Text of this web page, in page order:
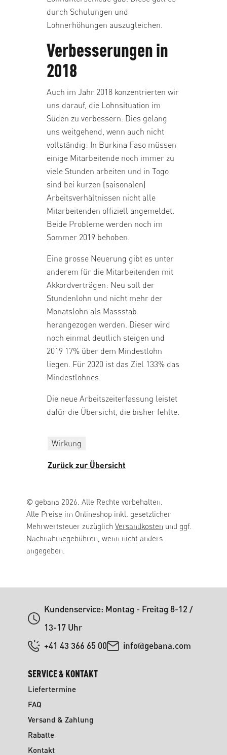
durch Schulungen und
Lohnerhöhungen auszugleichen.
Verbesserungen in
2018
Auch im Jahr 2018 konzentrierten wir
uns darauf, die Lohnsituation im
Süden zu verbessern. Dies gelang
uns weitgehend, wenn auch nicht
vollständig: In Burkina Faso müssen
einige Mitarbeitende noch immer zu
viele Stunden arbeiten und in Togo
sind bei kurzen (saisonalen)
Arbeitsverhältnissen nicht alle
Mitarbeitenden offiziell angemeldet.
Beide Probleme werden noch im
Sommer 2019 behoben.
Eine grosse Neuerung gibt es unter
anderem für die Mitarbeitenden mit
Akkordverträgen: Neu soll der
Stundenlohn und nicht mehr der
Monatslohn als Massstab
herangezogen werden. Dieser wird
noch einmal deutlich steigen und
2019 17% über dem Mindestlohn
liegen. Für 2020 ist das Ziel 133% das
Mindestlohnes.
Die neue Arbeitszeiterfassung leistet
dafür die Übersicht, die bisher fehlte.
Wirkung
Zurück zur Übersicht
© gebana 2026. Alle Rechte vorbehalten.
Alle Preise im Onlineshop inkl. gesetzlicher
Mehrwertsteuer zuzüglich Versandkosten und ggf.
Nachnahmegebühren, wenn nicht anders
angegeben.
Kundenservice: Montag - Freitag 8-12 /
13-17 Uhr
+41 43 366 65 00
info@gebana.com
SERVICE & KONTAKT
Liefertermine
FAQ
Versand & Zahlung
Rabatte
Kontakt